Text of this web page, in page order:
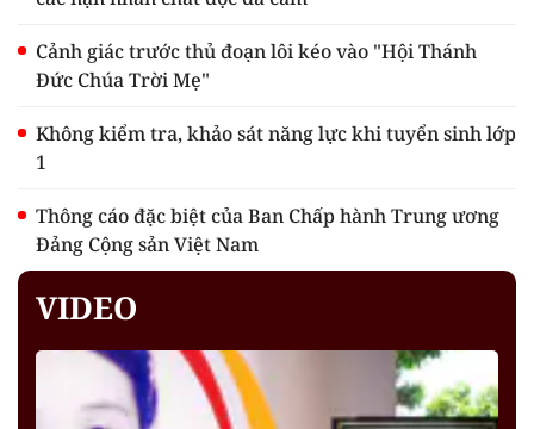
Cảnh giác trước thủ đoạn lôi kéo vào "Hội Thánh
Đức Chúa Trời Mẹ"
Không kiểm tra, khảo sát năng lực khi tuyển sinh lớp
1
Thông cáo đặc biệt của Ban Chấp hành Trung ương
Đảng Cộng sản Việt Nam
VIDEO